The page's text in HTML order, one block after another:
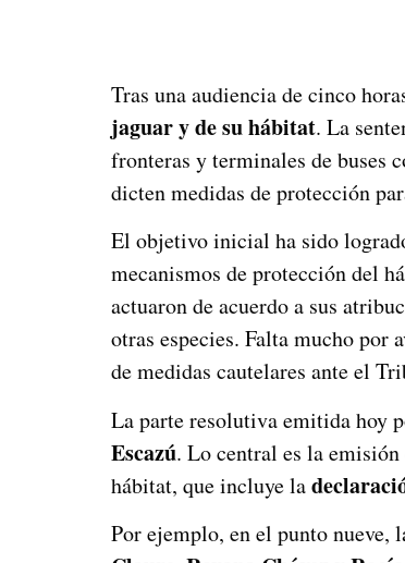
Tras una audiencia de cinco
jaguar y de su hábitat. La
fronteras y terminales de buses
dicten medidas de protección
El objetivo inicial ha sido
mecanismos de protección del
actuaron de acuerdo a sus
otras especies. Falta mucho por
de medidas cautelares ante el
La parte resolutiva emitida hoy
Escazú. Lo central es la
hábitat, que incluye la
Por ejemplo, en el punto nueve,